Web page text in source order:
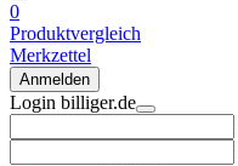
0
Produktvergleich
Merkzettel
Anmelden
Login billiger.de